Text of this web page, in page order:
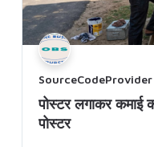
SourceCodeProvider
पोस्टर लगाकर कमाई
पोस्टर